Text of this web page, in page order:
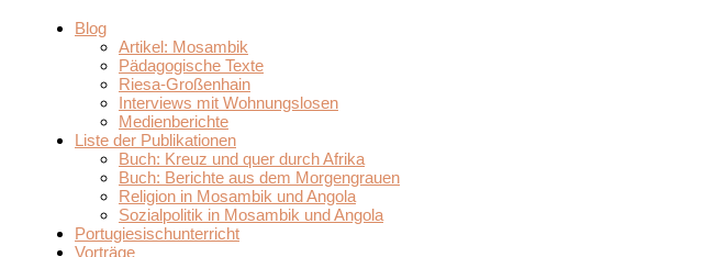
Blog
Artikel: Mosambik
Pädagogische Texte
Riesa-Großenhain
Interviews mit Wohnungslosen
Medienberichte
Liste der Publikationen
Buch: Kreuz und quer durch Afrika
Buch: Berichte aus dem Morgengrauen
Religion in Mosambik und Angola
Sozialpolitik in Mosambik und Angola
Portugiesischunterricht
Vorträge